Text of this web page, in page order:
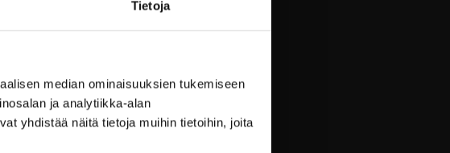
Tietoja
median ominaisuuksien tukemiseen
ja analytiikka-alan
yhdistää näitä tietoja muihin tietoihin, joita